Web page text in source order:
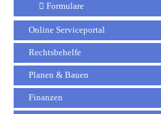
Formulare
Online Serviceportal
Rechtsbehelfe
Planen & Bauen
Finanzen